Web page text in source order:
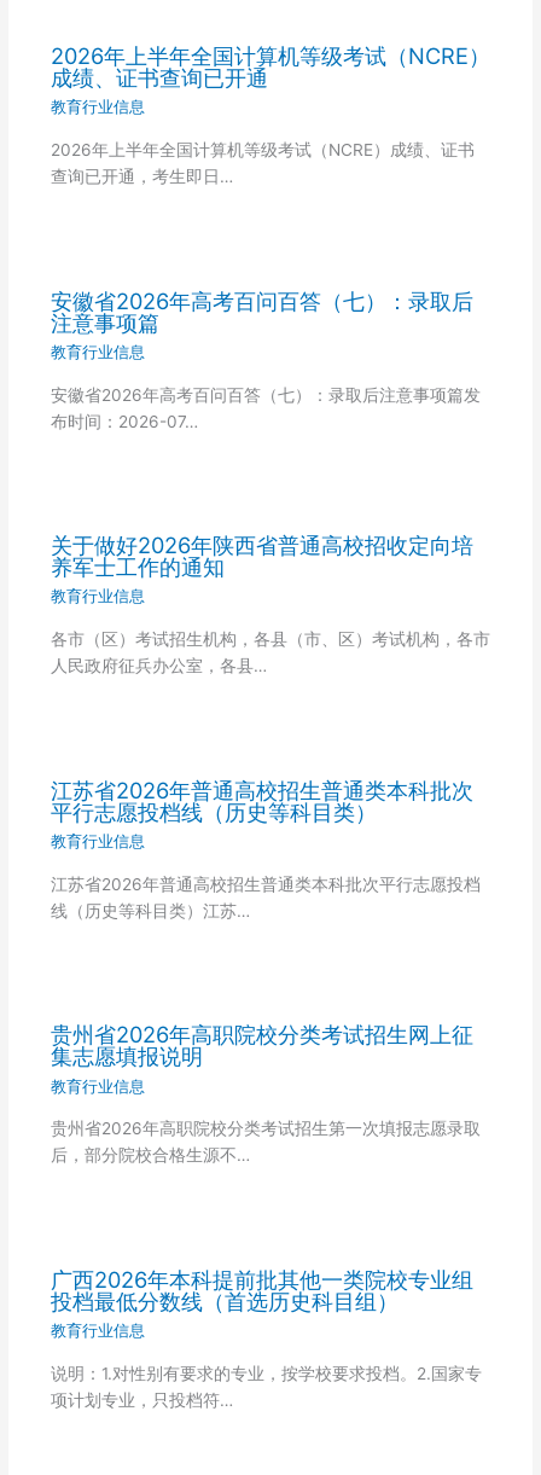
2026年上半年全国计算机等级考试（NCRE）
成绩、证书查询已开通
教育行业信息
2026年上半年全国计算机等级考试（NCRE）成绩、证书
查询已开通，考生即日…
安徽省2026年高考百问百答（七）：录取后
注意事项篇
教育行业信息
安徽省2026年高考百问百答（七）：录取后注意事项篇发
布时间：2026-07…
关于做好2026年陕西省普通高校招收定向培
养军士工作的通知
教育行业信息
各市（区）考试招生机构，各县（市、区）考试机构，各市
人民政府征兵办公室，各县…
江苏省2026年普通高校招生普通类本科批次
平行志愿投档线（历史等科目类）
教育行业信息
江苏省2026年普通高校招生普通类本科批次平行志愿投档
线（历史等科目类）江苏…
贵州省2026年高职院校分类考试招生网上征
集志愿填报说明
教育行业信息
贵州省2026年高职院校分类考试招生第一次填报志愿录取
后，部分院校合格生源不…
广西2026年本科提前批其他一类院校专业组
投档最低分数线（首选历史科目组）
教育行业信息
说明：1.对性别有要求的专业，按学校要求投档。2.国家专
项计划专业，只投档符…